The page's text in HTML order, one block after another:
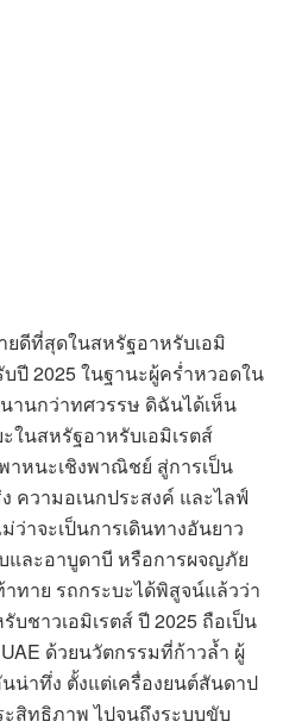
ดีที่สุดในสหรัฐอาหรับเอมิ
ปี 2025 ในฐานะผู้คร่ำหวอดใน
านกว่าทศวรรษ ดิฉันได้เห็น
นสหรัฐอาหรับเอมิเรตส์
าหนะเชิงพาณิชย์ สู่การเป็น
วามอเนกประสงค์ และไลฟ์
ว่าจะเป็นการเดินทางอันยาว
และอาบูดาบี หรือการผจญภัย
ทาย รถกระบะได้พิสูจน์แล้วว่า
บชาวเอมิเรตส์ ปี 2025 ถือเป็น
ด้วยนวัตกรรมที่ก้าวล้ำ ผู้
น่าทึ่ง ตั้งแต่เครื่องยนต์สันดาป
สิทธิภาพ ไปจนถึงระบบขับ